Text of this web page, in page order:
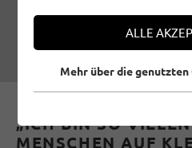
Erstellt von
„ICH BIN SO
MENSCHEN AUF
ALLE
Mehr über die